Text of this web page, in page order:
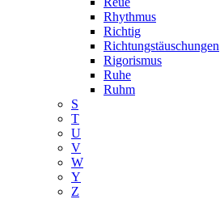
Rhythmus
Richtig
Richtungstäuschungen
Rigorismus
Ruhe
Ruhm
S
T
U
V
W
Y
Z